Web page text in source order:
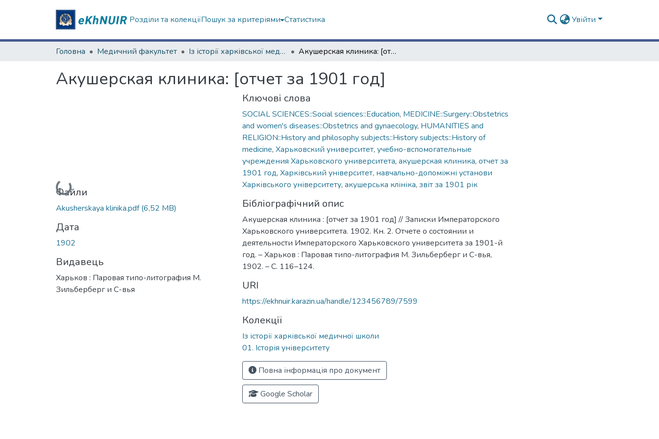
Розділи та колекціїПошук за критеріями Статистика Увійти
Головна Медичний факультет Із історії харківської медичної школи Акушерская клиника: [отчет за 1901 год]
Акушерская клиника: [отчет за 1901 год]
Вантажиться...
Файли
Akusherskaya klinika.pdf(6,52 MB)
Дата
1902
Видавець
Харьков : Паровая типо-литография М.
Зильберберг и С-вья
Ключові слова
SOCIAL SCIENCES::Social sciences::Education, MEDICINE::Surgery::Obstetrics
and women's diseases::Obstetrics and gynaecology, HUMANITIES and
RELIGION::History and philosophy subjects::History subjects::History of
medicine, Харьковский университет, учебно-вспомогательные
учреждения Харьковского университета, акушерская клиника, отчет за
1901 год, Харківський університет, навчально-допоміжні установи
Харківського університету, акушерська клініка, звіт за 1901 рік
Бібліографічний опис
Акушерская клиника : [отчет за 1901 год] // Записки Императорского
Харьковского университета. 1902. Кн. 2. Отчете о состоянии и
деятельности Императорского Харьковского университета за 1901-й
год. – Харьков : Паровая типо-литография М. Зильберберг и С-вья,
1902. – С. 116–124.
URI
https://ekhnuir.karazin.ua/handle/123456789/7599
Колекції
Із історії харківської медичної школи
01. Історія університету
Повна інформація про документ
Google Scholar